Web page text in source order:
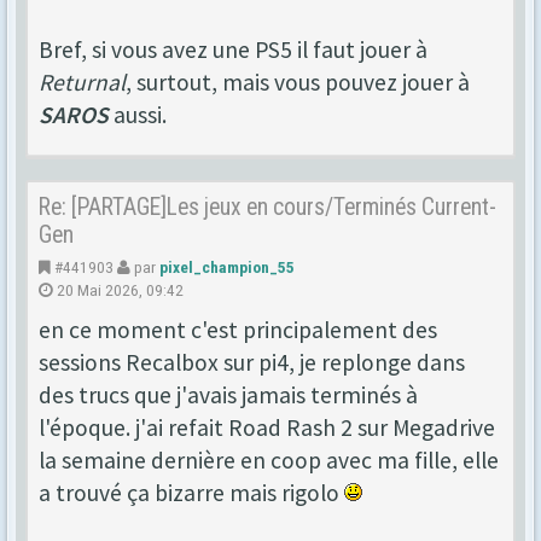
Bref, si vous avez une PS5 il faut jouer à
Returnal, surtout, mais vous pouvez jouer à
SAROSaussi.
Re: [PARTAGE]Les jeux en cours/Terminés Current-
Gen
#441903 par pixel_champion_55
20 Mai 2026, 09:42
en ce moment c'est principalement des
sessions Recalbox sur pi4, je replonge dans
des trucs que j'avais jamais terminés à
l'époque. j'ai refait Road Rash 2 sur Megadrive
la semaine dernière en coop avec ma fille, elle
a trouvé ça bizarre mais rigolo